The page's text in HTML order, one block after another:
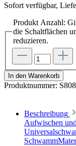
Sofort verfügbar,
Produkt Anzahl:
die Schaltflächen
reduzieren.
In den Warenkorb
Produktnummer:
Beschreibung
Aufwischen